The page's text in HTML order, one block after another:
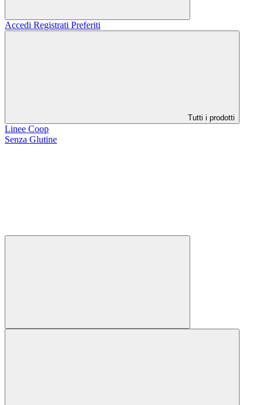
Accedi Registrati Preferiti
Tutti i prodotti
Linee Coop
Senza Glutine